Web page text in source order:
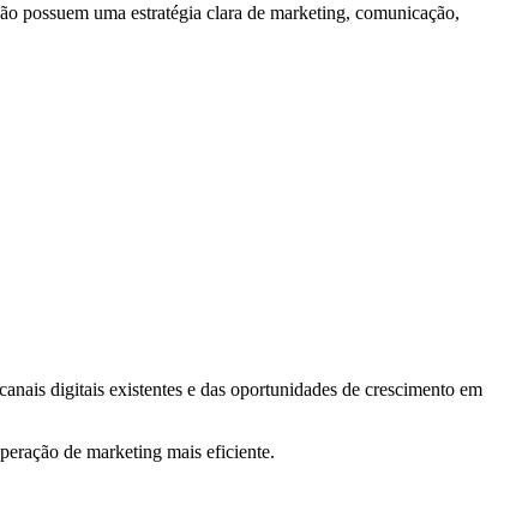
possuem uma estratégia clara de marketing, comunicação,
digitais existentes e das oportunidades de crescimento em
de marketing mais eficiente.